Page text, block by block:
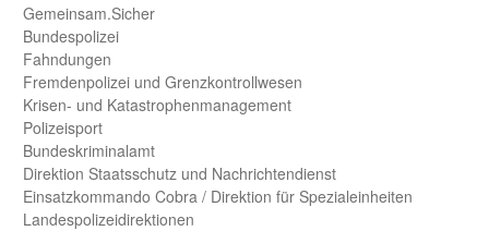
Gemein­sam.Sicher
Bundes­polizei
Fahndungen
Fremdenpolizei und Grenzkontrollwesen
Krisen- und Katastrophen­management
Polizeisport
Bundes­kriminal­amt
Direktion Staats­schutz und Nach­richten­dienst
Einsatz­kommando Cobra / Direktion für Spezialeinheiten
Landes­polizei­direk­tionen